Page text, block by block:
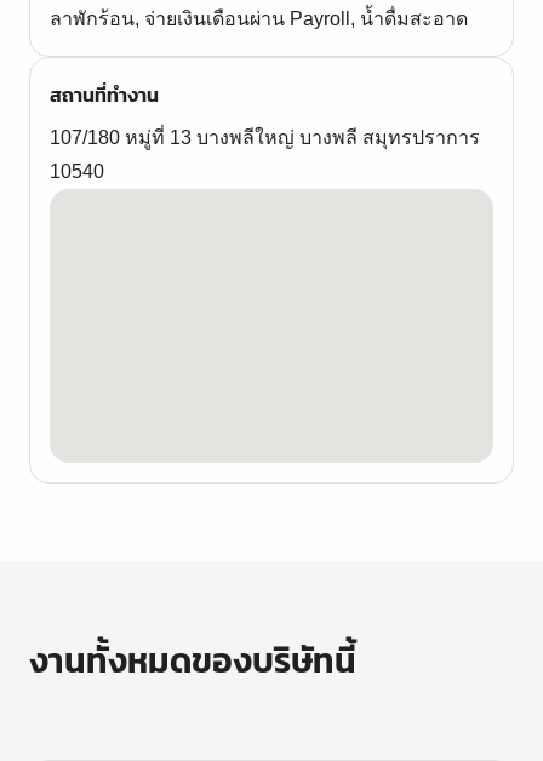
ลาพักร้อน, จ่ายเงินเดือนผ่าน Payroll, น้ำดื่มสะอาด
สถานที่ทำงาน
107/180 หมู่ที่ 13 บางพลีใหญ่ บางพลี สมุทรปราการ
10540
งานทั้งหมดของบริษัทนี้